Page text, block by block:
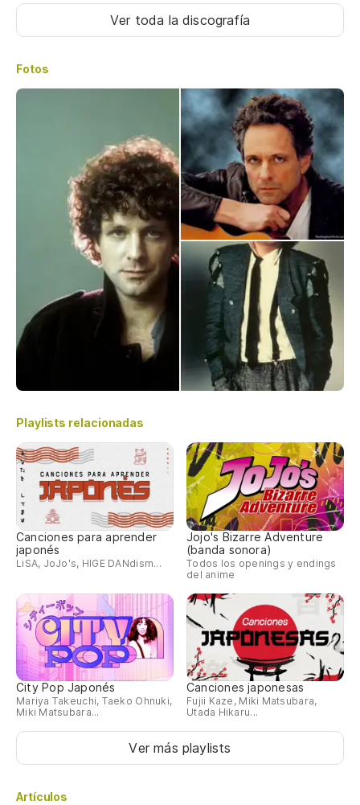
Ver toda la discografía
Fotos
Playlists relacionadas
Canciones para aprender
japonés
LiSA, JoJo's, HIGE DANdism...
Jojo's Bizarre Adventure
(banda sonora)
Todos los openings y endings
del anime
City Pop Japonés
Mariya Takeuchi, Taeko Ohnuki,
Miki Matsubara...
Canciones japonesas
Fujii Kaze, Miki Matsubara,
Utada Hikaru...
Ver más playlists
Artículos